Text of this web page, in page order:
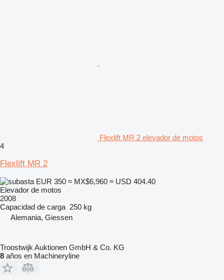
Flexlift MR 2 elevador de motos
4
Flexlift MR 2
EUR 350 ≈ MX$6,960 ≈ USD 404.40
Elevador de motos
2008
Capacidad de carga 250 kg
Alemania, Giessen
Troostwijk Auktionen GmbH & Co. KG
8 años en Machineryline